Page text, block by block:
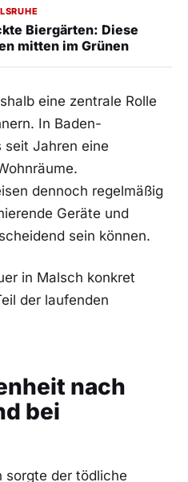
Biergärten: Diese
mitten im Grünen
eine zentrale Rolle
In Baden-
Jahren eine
dennoch regelmäßig
Geräte und
sein können.
in Malsch konkret
der laufenden
nach
bei
sorgte der tödliche